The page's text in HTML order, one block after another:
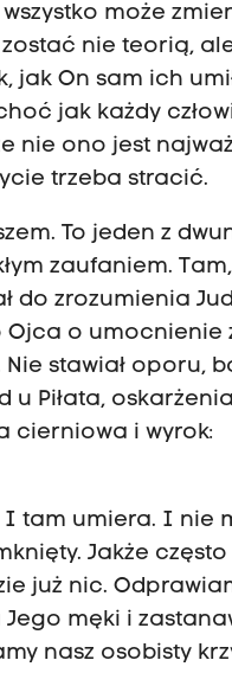
może
zostać nie teorią,
jak On sam ich
jak każdy
nie ono jest
trzeba stracić.
To jeden z
zaufaniem.
do zrozumienia
Ojca o umocnienie
stawiał oporu,
u Piłata,
cierniowa i wyrok:
I tam umiera. I nie
Jakże
już nic.
męki i
nasz osobisty